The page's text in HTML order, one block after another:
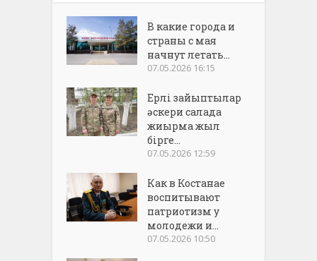
В какие города и
страны с мая
начнут летать...
07.05.2026 16:15
Ерлі зайыптылар
әскери салада
жиырма жыл
бірге...
07.05.2026 12:59
Как в Костанае
воспитывают
патриотизм у
молодежи и...
07.05.2026 10:50